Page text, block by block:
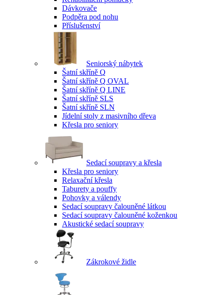
Dávkovače
Podpěra pod nohu
Příslušenství
Seniorský nábytek
Šatní skříně Q
Šatní skříně Q OVAL
Šatní skříně Q LINE
Šatní skříně SLS
Šatní skříně SLN
Jídelní stoly z masivního dřeva
Křesla pro seniory
Sedací soupravy a křesla
Křesla pro seniory
Relaxační křesla
Taburety a pouffy
Pohovky a válendy
Sedací soupravy čalouněné látkou
Sedací soupravy čalouněné koženkou
Akustické sedací soupravy
Zákrokové židle